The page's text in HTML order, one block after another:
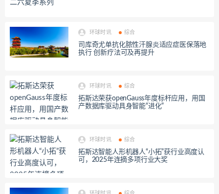
环球时讯 综合
司库奇尤单抗化脓性汗腺炎适应症医保落地
执行 创新疗法可及再提升
环球时讯 综合
拓斯达荣获openGauss年度标杆应用，用国
产数据库驱动具身智能“进化”
环球时讯 综合
拓斯达智能人形机器人“小拓”获行业高度认
可，2025年连摘多项行业大奖